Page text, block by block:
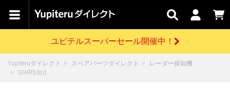
カテゴリで
キャン
ペーン
関連
サービス
お問い
合わせ
はじめての
開催中のキャンペーン
お買い物ガイド
各種ご利用方法はこちら
ドライブレコーダーを比較して探す
ログインする
ユピテルスーパーセール開催中！
Yupiteruダイレクト スペアパーツダイレクト
レーダー探知機
GWR53sd